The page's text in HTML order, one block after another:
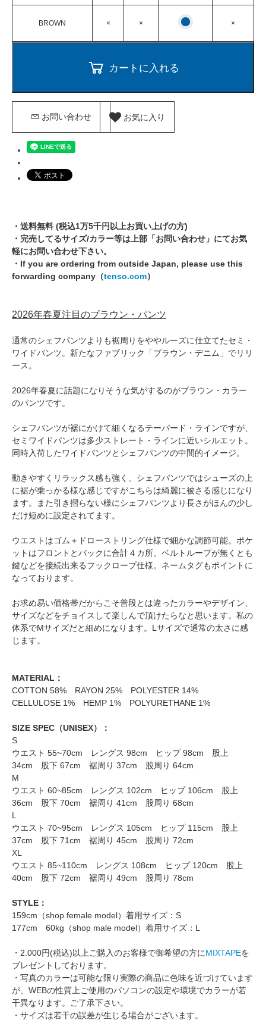
BROWN × × ×
カートに入れる
お問い合わせ お気に入り
・送料無料 (税込1万5千円以上お買い上げの方)
・完売してるサイズ/カラー等は上部「お問い合わせ」にてお気
軽にお問い合わせ下さい。
・If you are ordering from outside Japan, please use this
forwarding company（tenso.com）
2026年春夏注目のブラウン・パンツ
通常のシェフパンツよりも裾周りをややルーズに仕立てたセミ・
ワイドパンツ。新たなファブリック「ブラウン・デニム」でリリ
ース。
2026年春夏に話題になりそうな気がするのがブラウン・カラー
のパンツです。
シェフパンツが裾にかけて細くなるテーパード・ラインですが、
セミワイドパンツは多少ストレート・ラインに近いシルエット。
同時入荷したワイドパンツとシェフパンツの中間的イメージ。
動きやすくリラックス感も強く、シェフパンツではシューズの上
に裾が乗っかる様な感じですがこちらは綺麗に被さる感じになり
ます。また引き摺らない様にシェフパンツより長さがほんの少し
だけ短めに設定されてます。
ウエストはゴム＋ドローストリング仕様で細かな調節可能。ポケ
ットはフロントとバックに合計４カ所。ベルトループが無くとも
鍵などを接続出来るフックロープ仕様。ネームタグもポイントに
なっております。
お求め易い価格帯だからこそ普段とは違ったカラーやデザイン、
サイズなどをチョイスして楽しんで頂けたらなと思います。私の
体系でMサイズだと細めになります。Lサイズで通常の太さに感
じます。
MATERIAL：
COTTON 58% RAYON 25% POLYESTER 14%
CELLULOSE 1% HEMP 1% POLYURETHANE 1%
SIZE SPEC（UNISEX）：
S
ウエスト 55~70cm レングス 98cm ヒップ 98cm 股上
34cm 股下 67cm 裾周り 37cm 股周り 64cm
M
ウエスト 60~85cm レングス 102cm ヒップ 106cm 股上
36cm 股下 70cm 裾周り 41cm 股周り 68cm
L
ウエスト 70~95cm レングス 105cm ヒップ 115cm 股上
37cm 股下 71cm 裾周り 45cm 股周り 72cm
XL
ウエスト 85~110cm レングス 108cm ヒップ 120cm 股上
40cm 股下 72cm 裾周り 49cm 股周り 78cm
STYLE：
159cm（shop female model）着用サイズ：S
177cm 60kg（shop male model）着用サイズ：L
・2.000円(税込)以上ご購入のお客様で御希望の方にMIXTAPEを
プレゼントしております。
・写真のカラーは可能な限り実際の商品に色味を近づけています
が、WEBの性質上ご使用のパソコンの設定や環境でカラーが若
干異なります。ご了承下さい。
・サイズは若干の誤差が生じる場合がございます。